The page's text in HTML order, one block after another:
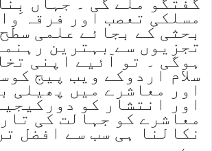
مسلکی تعصب اور فرقہ
بحثی کے بجائے علمی
تجزیوں سے بہترین
ہوگی ۔ تو آئیے اپنی
سلام اردوکے ویب پیج
اور معاشرے میں پھیلی
اور انتشار کو
معاشرے کو جہالت کی
نکالنا ہی سب سے افضل
ہے ۔